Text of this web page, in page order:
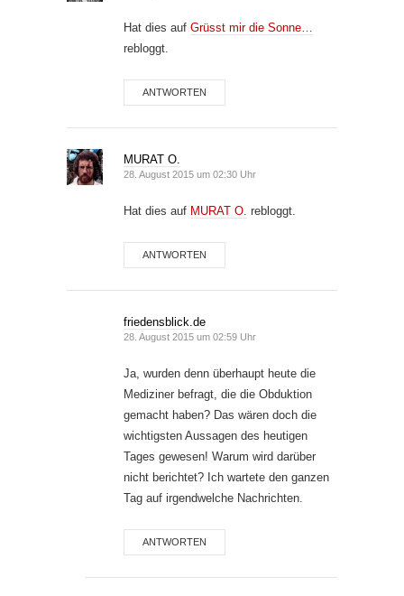
Hat dies auf Grüsst mir die Sonne…
rebloggt.
ANTWORTEN
MURAT O.
28. August 2015 um 02:30 Uhr
Hat dies auf MURAT O. rebloggt.
ANTWORTEN
friedensblick.de
28. August 2015 um 02:59 Uhr
Ja, wurden denn überhaupt heute die
Mediziner befragt, die die Obduktion
gemacht haben? Das wären doch die
wichtigsten Aussagen des heutigen
Tages gewesen! Warum wird darüber
nicht berichtet? Ich wartete den ganzen
Tag auf irgendwelche Nachrichten.
ANTWORTEN